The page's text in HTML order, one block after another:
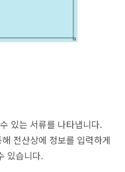
있는 서류를 나타냅니다.
전산상에 정보를 입력하게
있습니다.